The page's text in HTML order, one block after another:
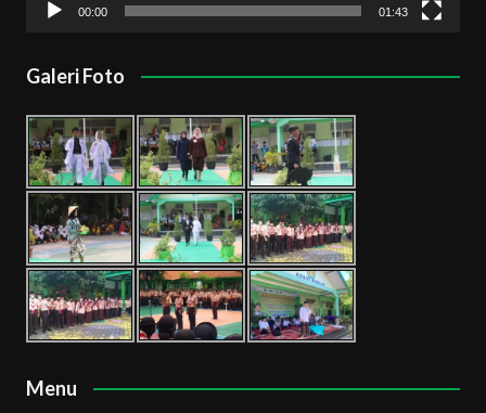
00:00 01:43
Galeri Foto
Menu